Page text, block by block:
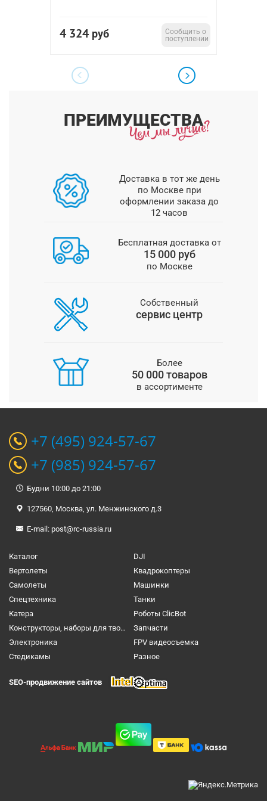
4 324 руб
Сообщить о
поступлении
ПРЕИМУЩЕСТВА
Доставка в тот же день
по Москве при
оформлении заказа до
12 часов
Бесплатная доставка от
15 000 руб
по Москве
Собственный
сервис центр
Более
50 000 товаров
в ассортименте
+7 (495) 924-57-67
+7 (985) 924-57-67
Будни 10:00 до 21:00
127560, Москва, ул. Менжинского д.3
E-mail: post@rc-russia.ru
Каталог
DJI
Вертолеты
Квадрокоптеры
Самолеты
Машинки
Спецтехника
Танки
Катера
Роботы ClicBot
Конструкторы, наборы для творчества и настольные игры
Запчасти
Электроника
FPV видеосъемка
Cтедикамы
Разное
SEO-продвижение сайтов